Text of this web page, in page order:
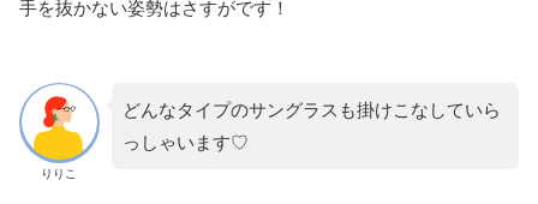
手を抜かない姿勢はさすがです！
りりこ
どんなタイプのサングラスも掛けこなしていら
っしゃいます♡